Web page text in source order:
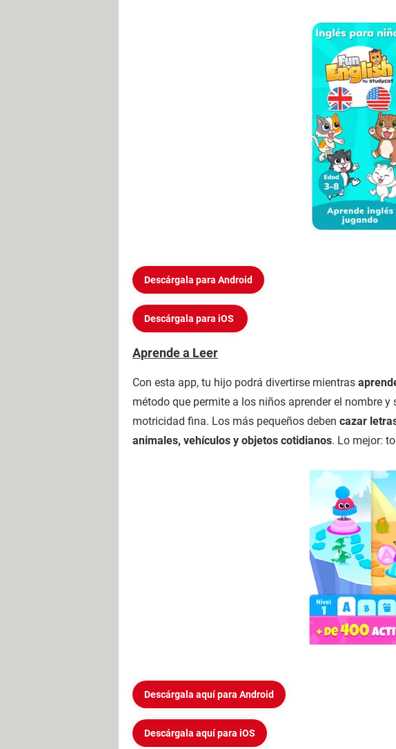
Descárgala para Android
Descárgala para iOS
Aprende a Leer
Con esta app, tu hijo podrá divertirse mientras
método que permite a los niños aprender el nombre
motricidad fina. Los más pequeños deben cazar
animales, vehículos y objetos cotidianos. Lo mejor:
Descárgala aquí para Android
Descárgala aquí para iOS